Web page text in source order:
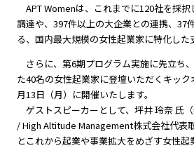
APT Womenは、これまでに120社を採
調達や、397件以上の大企業との連携、37
る、国内最大規模の女性起業家に特化した
さらに、第6期プログラム実施に先立ち
た40名の女性起業家に登壇いただくキッ
月13日（月）に開催いたします。
ゲストスピーカーとして、坪井 玲奈 氏（
/ High Altitude Management株式会社代表
とこれから起業や事業拡大をめざす女性